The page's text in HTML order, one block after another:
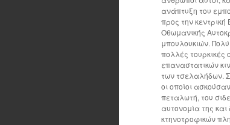
ανάπτυξη του
προς την
Οθωμανικής
μπουλουκιών.
πολλές
επαναστατικών
των τσελαλήδων.
οι οποίοι
πεταλωτή, του
αυτονομία της
κτηνοτροφικών